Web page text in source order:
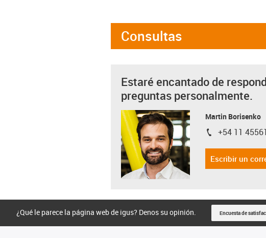
Consultas
Estaré encantado de
preguntas personalmente.
Martin Borisenko
igus-icon-phone
+54 11
Escribir un
¿Qué le parece la página web de igus? Denos su opinión. Encuesta de